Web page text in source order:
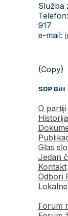
Služba
917
e-mail:
(Copy)
SDP BiH
O partiji
Glas
Jedan
Kontakt
Odbori
Forum